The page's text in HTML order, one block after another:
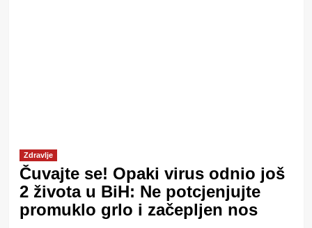
Zdravlje
Čuvajte se! Opaki virus odnio još
2 života u BiH: Ne potcjenjujte
promuklo grlo i začepljen nos